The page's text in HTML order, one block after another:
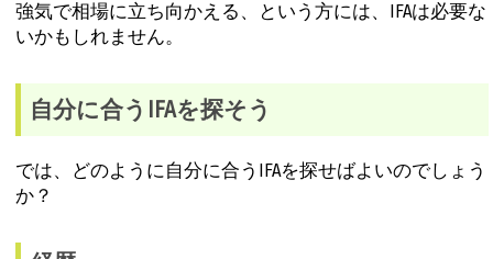
強気で相場に立ち向かえる、という方には、IFAは必要な
いかもしれません。
自分に合うIFAを探そう
では、どのように自分に合うIFAを探せばよいのでしょう
か？